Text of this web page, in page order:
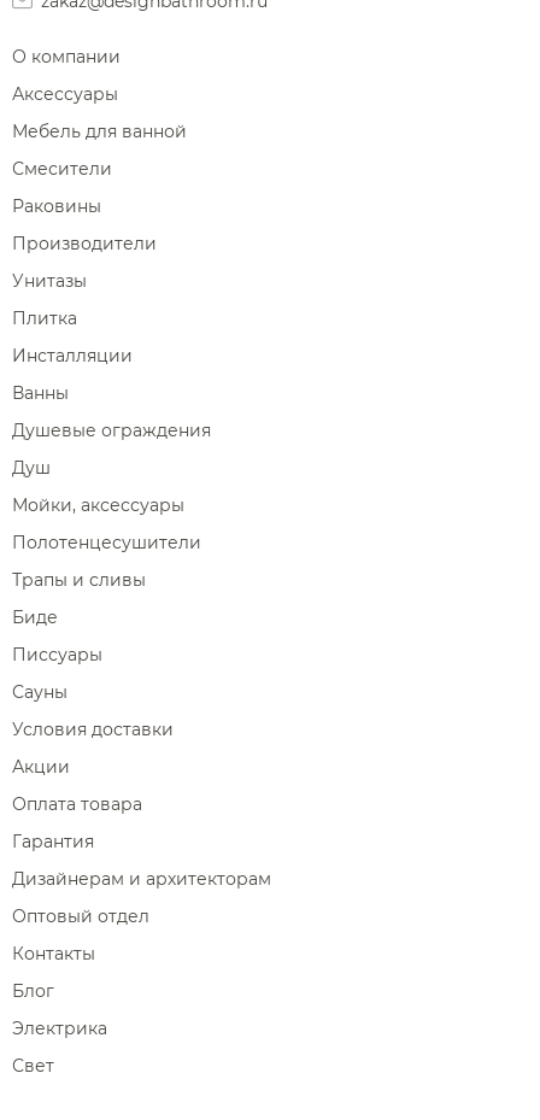
О компании
Аксессуары
Мебель для ванной
Смесители
Раковины
Производители
Унитазы
Плитка
Инсталляции
Ванны
Душевые ограждения
Душ
Мойки, аксессуары
Полотенцесушители
Трапы и сливы
Биде
Писсуары
Сауны
Условия доставки
Акции
Оплата товара
Гарантия
Дизайнерам и архитекторам
Оптовый отдел
Контакты
Блог
Электрика
Свет